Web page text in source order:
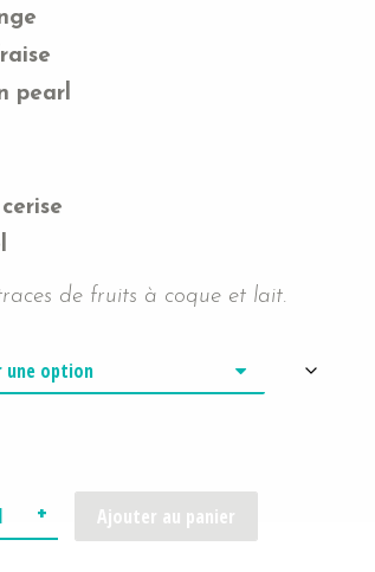
pearl
de fruits à coque et lait.
Ajouter au panier